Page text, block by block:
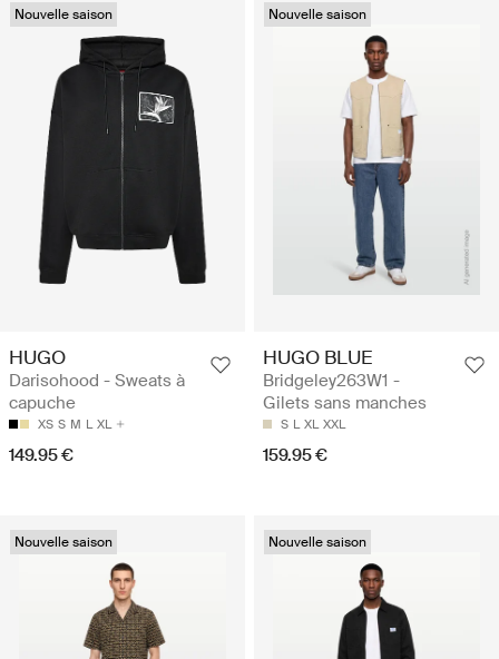
Nouvelle saison
HUGO
Darisohood - Sweats à
capuche
XS S M L XL
149.95 €
Nouvelle saison
HUGO BLUE
Bridgeley263W1 -
Gilets sans manches
S L XL XXL
159.95 €
Nouvelle saison Nouvelle saison